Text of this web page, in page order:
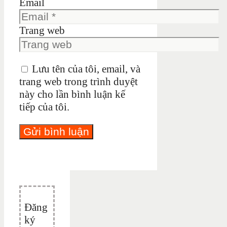
Trang web
Lưu tên của tôi, email, và
trang web trong trình duyệt
này cho lần bình luận kế
tiếp của tôi.
Đăng
ký